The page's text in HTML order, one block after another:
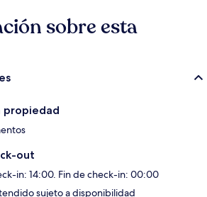
sobre esta
propiedad
out
in: 14:00. Fin de check-in: 00:00
sujeto a disponibilidad